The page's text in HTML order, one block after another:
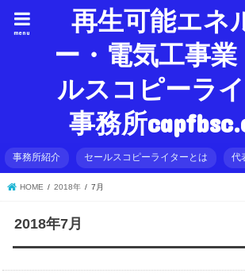
再生可能エネ
ー・電気工事
ルスコピーラ
事務所
menu
事務所紹介 セールスコピーライターとは 代
HOME 2018年 7月
2018年7月